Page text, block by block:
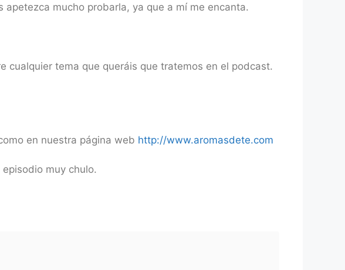
mucho probarla, ya que a mí me encanta.
cualquier tema que queráis que tratemos en el podcast.
en nuestra página web http://www.aromasdete.com
muy chulo.